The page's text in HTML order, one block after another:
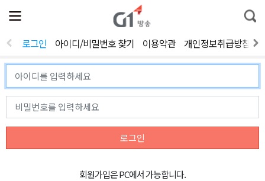
전
체
뉴
열
통
합
색
로그인 아이디/비밀번호 찾기 이용약관 개인정보취급방침
로그인
회원가입은 PC에서 가능합니다.